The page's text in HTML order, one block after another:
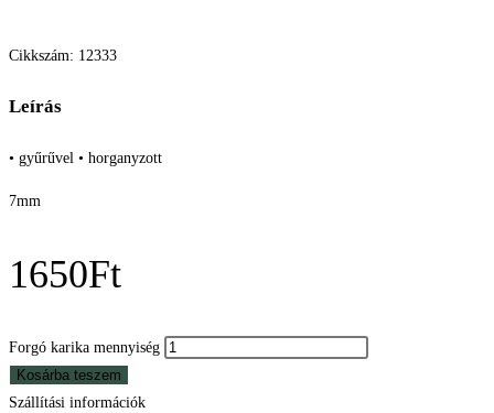
Cikkszám: 12333
Leírás
• gyűrűvel • horganyzott
7mm
1650Ft
Forgó karika mennyiség
Kosárba teszem
Szállítási információk